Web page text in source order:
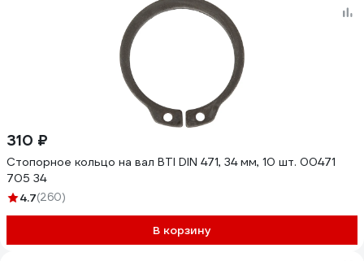
310 ₽
Стопорное кольцо на вал BTI DIN 471, 34 мм, 10 шт. 00471
705 34
4.7(260)
В корзину